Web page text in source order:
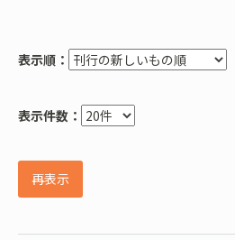
表示順：
表示件数：
再表示